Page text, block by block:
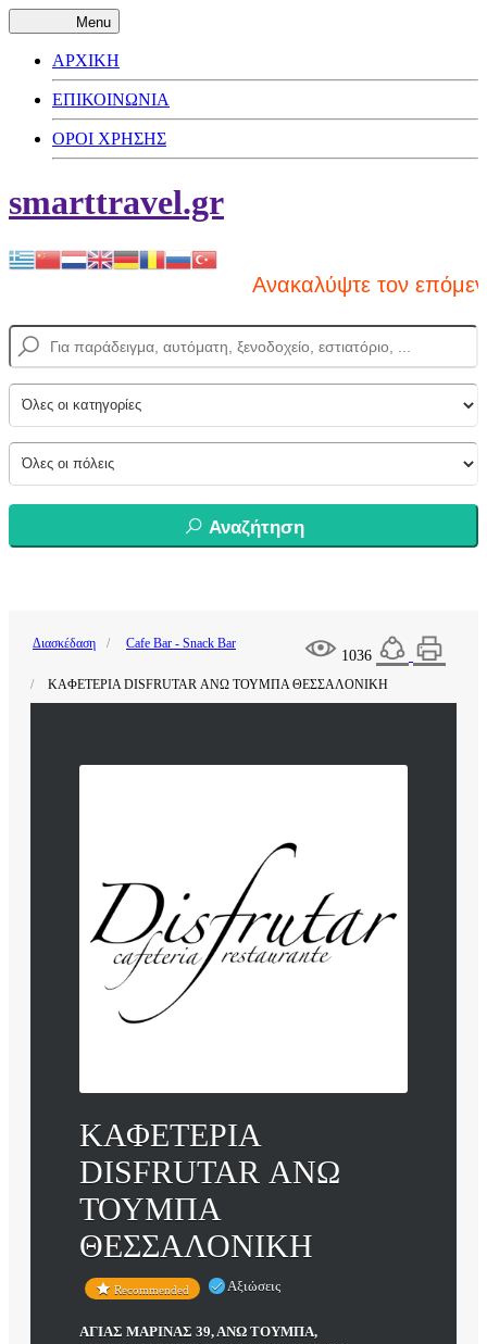
Menu
ΑΡΧΙΚΗ
ΕΠΙΚΟΙΝΩΝΙΑ
ΟΡΟΙ ΧΡΗΣΗΣ
smarttravel.gr
Ανακαλύψτε τον
Αναζήτηση
1036
Διασκέδαση Cafe Bar - Snack Bar
ΚΑΦΕΤΕΡΙΑ DISFRUTAR ΑΝΩ ΤΟΥΜΠΑ ΘΕΣΣΑΛΟΝΙΚΗ
ΚΑΦΕΤΕΡΙΑ
DISFRUTAR ΑΝΩ
ΤΟΥΜΠΑ
ΘΕΣΣΑΛΟΝΙΚΗ
Recommended Αξιώσεις
ΑΓΙΑΣ ΜΑΡΙΝΑΣ 39, ΑΝΩ ΤΟΥΜΠΑ,